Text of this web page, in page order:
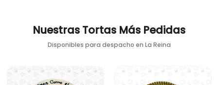
Nuestras Tortas Más Pedidas
Disponibles para despacho en La Reina